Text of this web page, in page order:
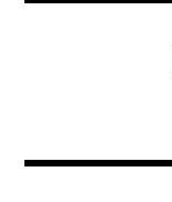
Skip